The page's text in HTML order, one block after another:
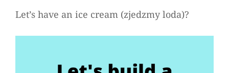
Let’s have an ice cream (zjedzmy loda)?